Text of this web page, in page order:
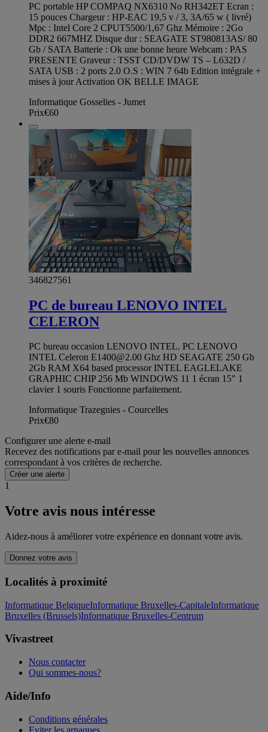
PC portable HP COMPAQ NX6310 No RH342ET Ecran :
15 pouces Chargeur : HP-EAC 19,5 v / 3, 3A/65 w ( livré)
Mpc : Intel Core 2 CPUT5500/1,67 Ghz Mémoire : 2Go
DDR2 667MHZ Disque dur : SEAGATE ST980813AS/ 80
Gb / SATA Batterie : Ok une bonne heure Webcam : PAS
PRESENTE Graveur : TSST CD/DVDW TS – L632D /
SATA USB : 2 ports 2.0 O.S : WIN 7 64b Edition intégrale +
mises à jour Activation OK BELLE IMAGE
Informatique Gosselies - Jumet
Prix€60
346827561
PC de bureau LENOVO INTEL
CELERON
PC bureau occasion LENOVO INTEL. PC LENOVO
INTEL Celeron E1400@2.00 Ghz HD SEAGATE 250 Gb
2Gb RAM X64 based processor INTEL EAGLELAKE
GRAPHIC CHIP 256 Mb WINDOWS 11 1 écran 15" 1
clavier 1 souris Fonctionne parfaitement.
Informatique Trazegnies - Courcelles
Prix€80
Configurer une alerte e-mail
Recevez des notifications par e-mail pour les nouvelles annonces
correspondant à vos critères de recherche.
Créer une alerte
1
Votre avis nous intéresse
Aidez-nous à améliorer votre expérience en donnant votre avis.
Donnez votre avis
Localités à proximité
Informatique BelgiqueInformatique Bruxelles-CapitaleInformatique
Bruxelles (Brussels)Informatique Bruxelles-Centrum
Vivastreet
Nous contacter
Qui sommes-nous?
Aide/Info
Conditions générales
Eviter les arnaques